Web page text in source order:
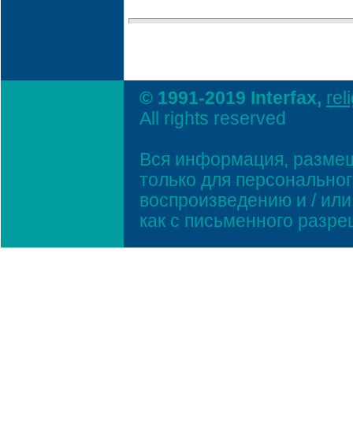
© 1991-2019 Interfax,
All rights reserved
Вся информация,
только для
воспроизведению и /
как с письменного